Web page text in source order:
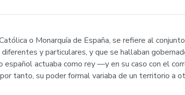
o Monarquía de España, se refiere al
y particulares, y que se hallaban
español actuaba como rey —y en su caso con el
tanto, su poder formal variaba de un territorio a